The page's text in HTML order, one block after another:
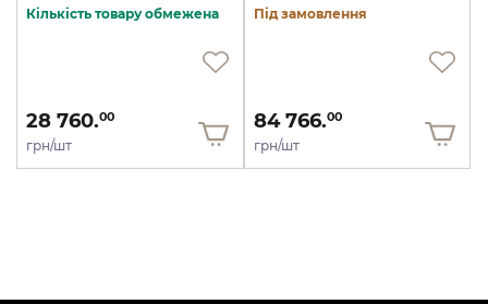
Кількість товару обмежена
28 760.00
грн/шт
Під замовлення
84 766.00
грн/шт